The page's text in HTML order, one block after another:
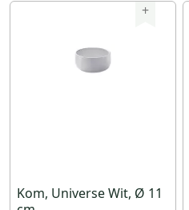
+
Kom, Universe Wit, Ø 11